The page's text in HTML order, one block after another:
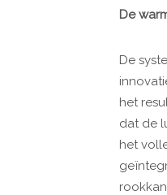
De
De
het
dat de
het